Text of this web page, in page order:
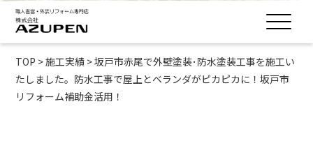
TOP >施工実績 >坂戸市赤尾で外壁塗装･防水塗装工事を施工い
たしました。防水工事で屋上とベランダがピカピカに！坂戸市
リフォーム補助金活用！